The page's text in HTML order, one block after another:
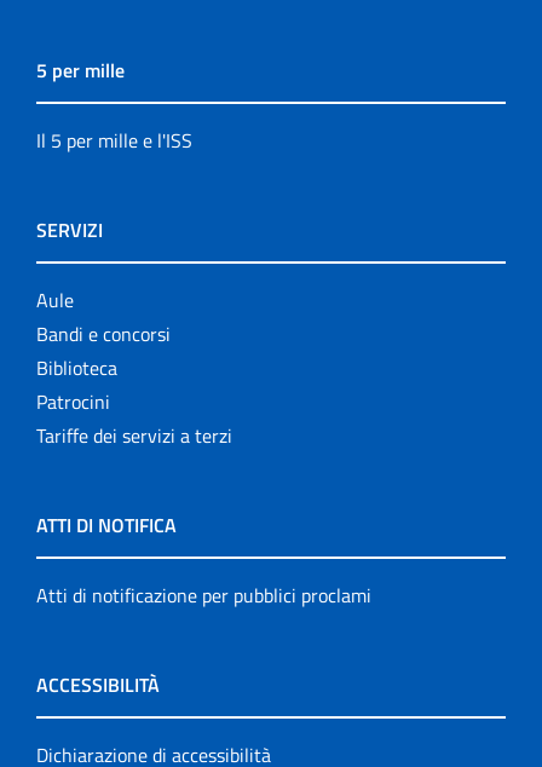
5 per mille
Il 5 per mille e l'ISS
SERVIZI
Aule
Bandi e concorsi
Biblioteca
Patrocini
Tariffe dei servizi a terzi
ATTI DI NOTIFICA
Atti di notificazione per pubblici proclami
ACCESSIBILITÀ
Dichiarazione di accessibilità